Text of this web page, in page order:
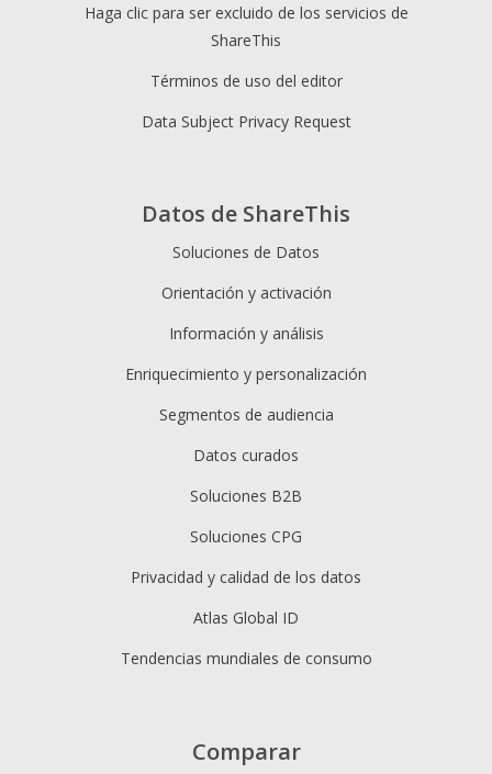
Datos de ShareThis
Soluciones de Datos
Orientación y activación
Información y análisis
Enriquecimiento y personalización
Segmentos de audiencia
Datos curados
Soluciones B2B
Soluciones CPG
Privacidad y calidad de los datos
Atlas Global ID
Tendencias mundiales de consumo
Haga clic para ser excluido de los servicios de
ShareThis
Términos de uso del editor
Data Subject Privacy Request
Comparar